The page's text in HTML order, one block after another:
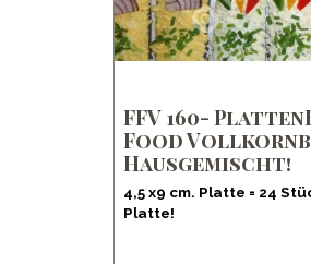
FFV 160-
Food
Hausgemischt!
4,5 x9 cm. Platte = 24
Platte!